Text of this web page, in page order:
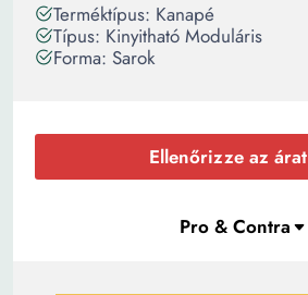
Terméktípus: Kanapé
Típus: Kinyitható Moduláris
Forma: Sarok
Ellenőrizze az árat